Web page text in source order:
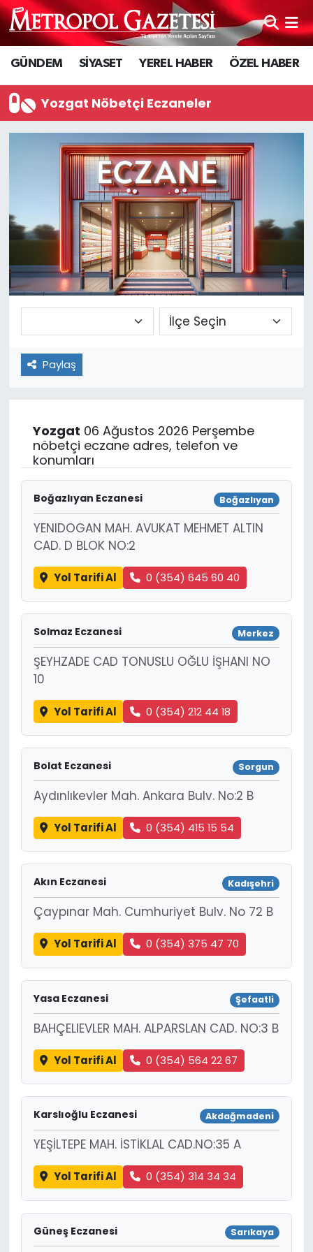
GÜNDEM SİYASET YEREL HABER ÖZEL HABER
Yozgat Nöbetçi Eczaneler
Paylaş
Yozgat 06 Ağustos 2026 Perşembe
nöbetçi eczane adres, telefon ve
konumları
Boğazlıyan Eczanesi Boğazlıyan
YENIDOGAN MAH. AVUKAT MEHMET ALTIN
CAD. D BLOK NO:2
Yol Tarifi Al 0 (354) 645 60 40
Solmaz Eczanesi Merkez
ŞEYHZADE CAD TONUSLU OĞLU İŞHANI NO
10
Yol Tarifi Al 0 (354) 212 44 18
Bolat Eczanesi Sorgun
Aydınlıkevler Mah. Ankara Bulv. No:2 B
Yol Tarifi Al 0 (354) 415 15 54
Akın Eczanesi Kadışehri
Çaypınar Mah. Cumhuriyet Bulv. No 72 B
Yol Tarifi Al 0 (354) 375 47 70
Yasa Eczanesi Şefaatli
BAHÇELIEVLER MAH. ALPARSLAN CAD. NO:3 B
Yol Tarifi Al 0 (354) 564 22 67
Karslıoğlu Eczanesi Akdağmadeni
YEŞİLTEPE MAH. İSTİKLAL CAD.NO:35 A
Yol Tarifi Al 0 (354) 314 34 34
Güneş Eczanesi Sarıkaya
Hava Durumu
Trafik Durumu
Süper Lig Puan Durumu ve Fikstür
Tüm Manşetler
Son Dakika Haberleri
Haber Arşivi